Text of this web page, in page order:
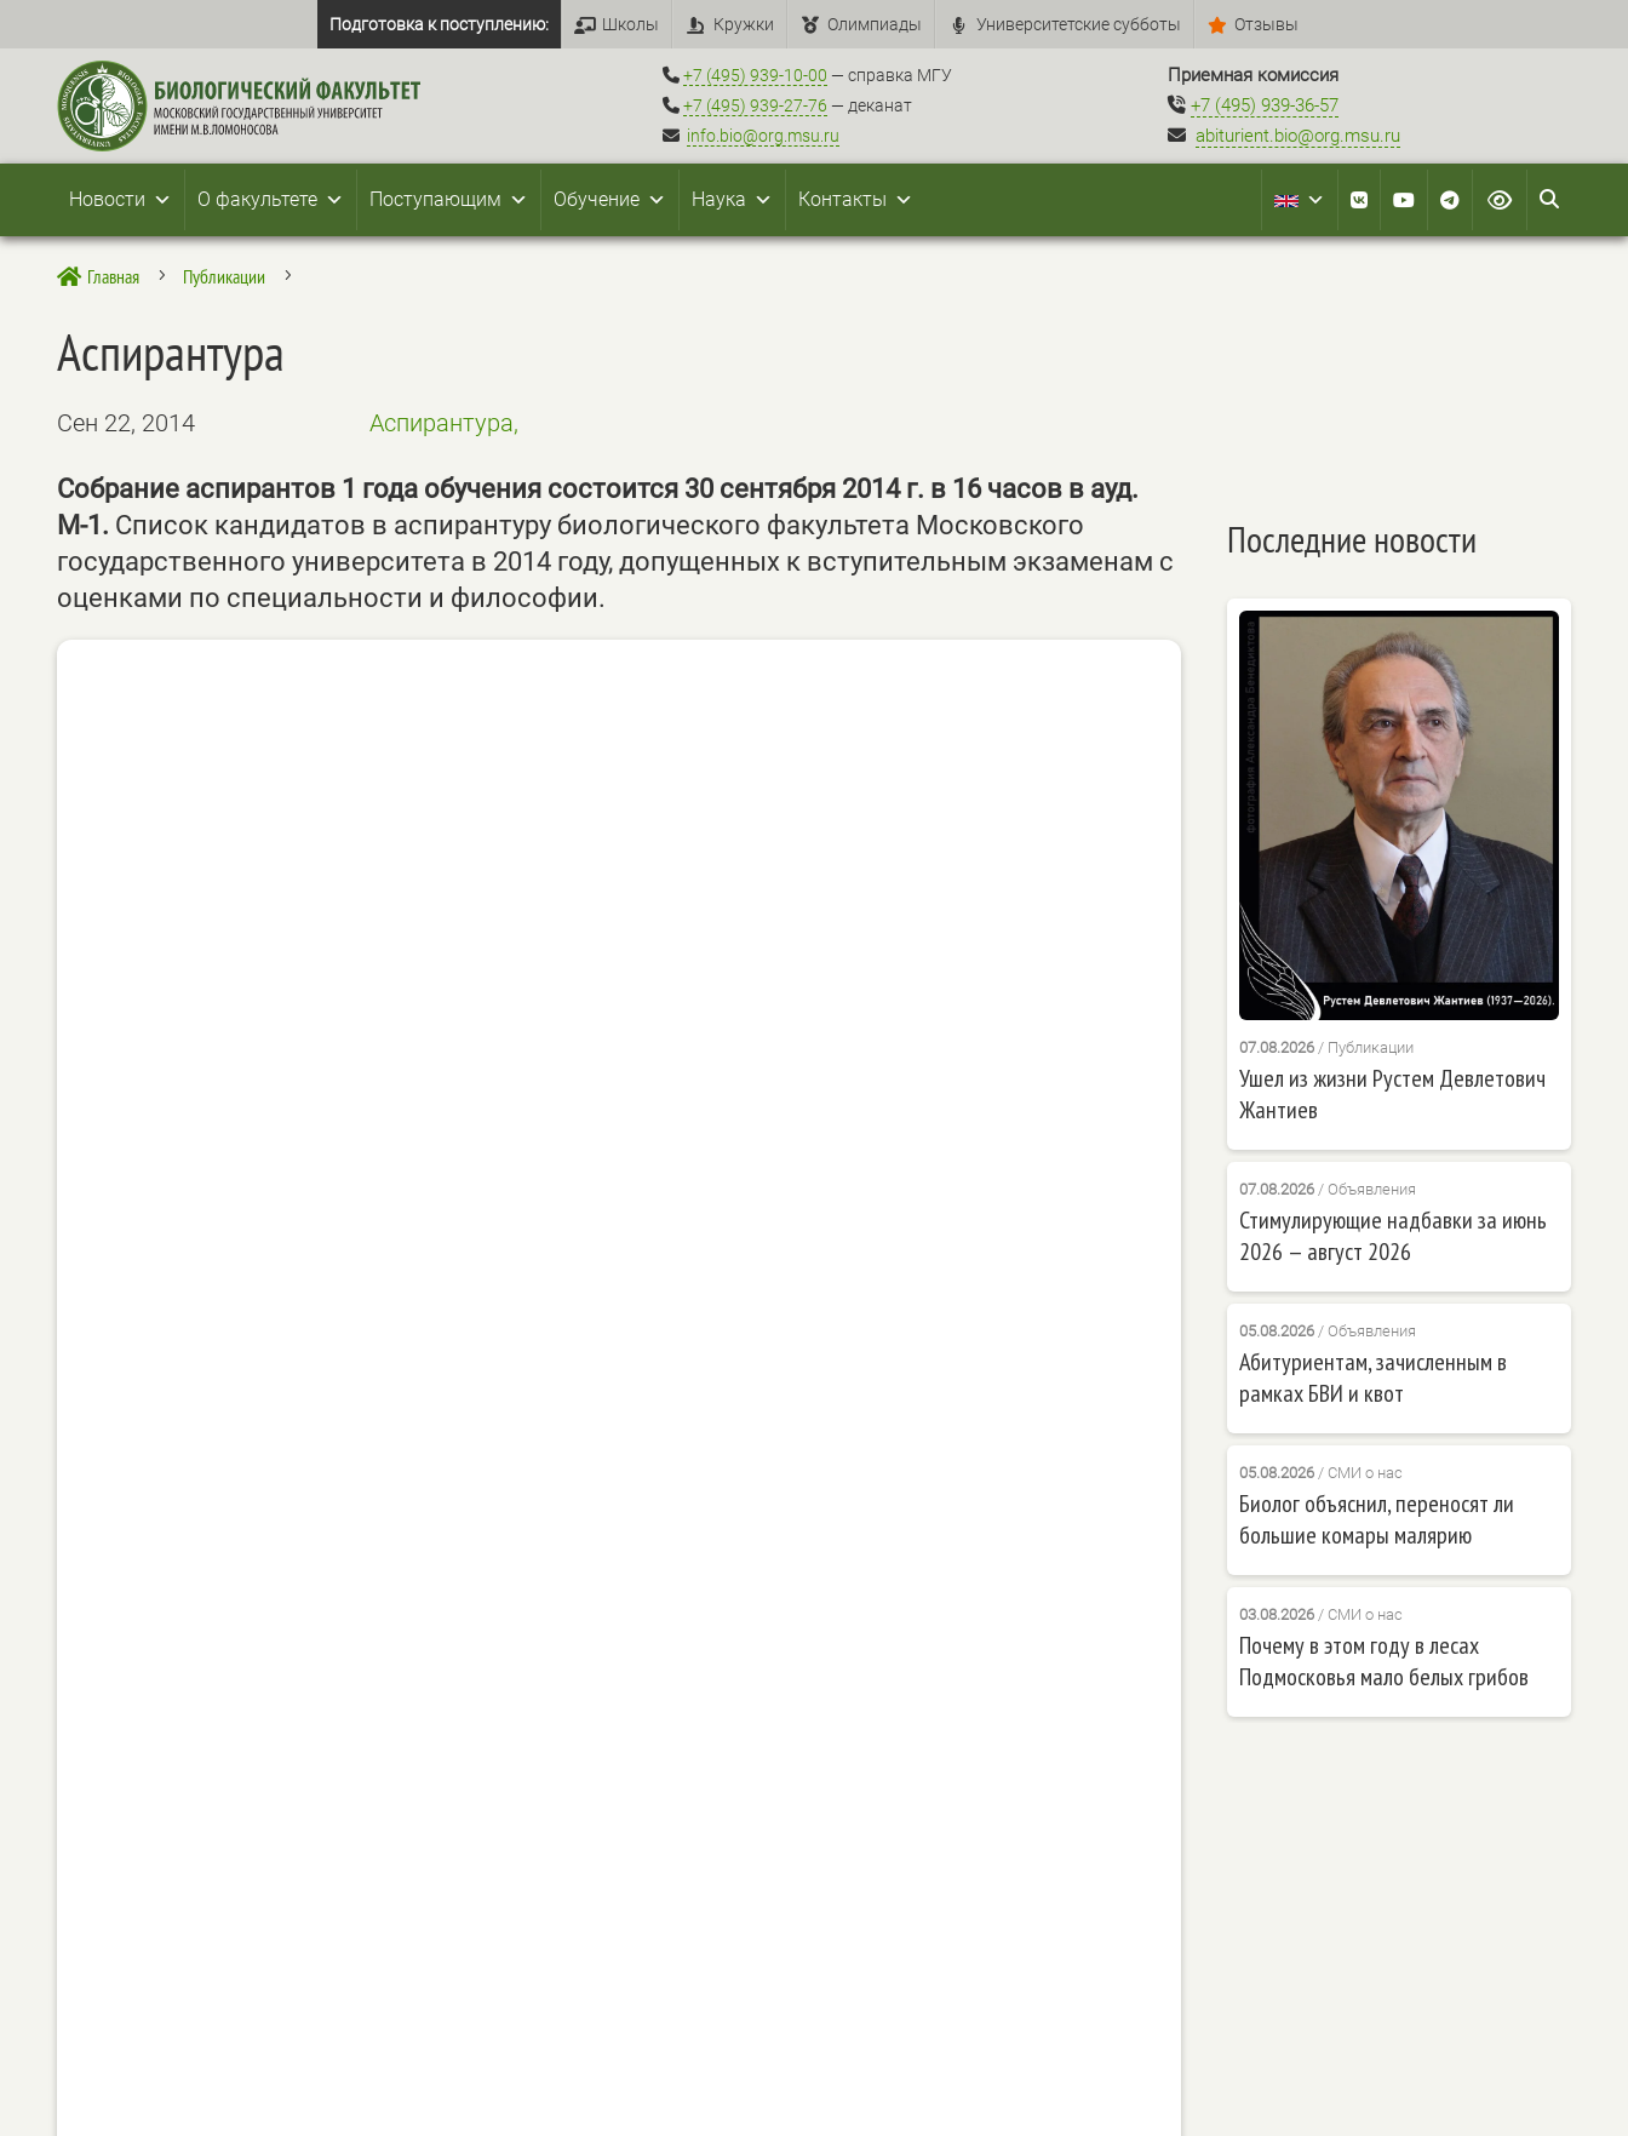
Подготовка к поступлению: Школы Кружки Олимпиады Университетские субботы Отзывы
+7 (495) 939-10-00 — справка МГУ
+7 (495) 939-27-76 — деканат
info.bio@org.msu.ru
Приемная комиссия
+7 (495) 939-36-57
abiturient.bio@org.msu.ru
Новости О факультете Поступающим Обучение Наука Контакты
 Главная 5 Публикации 5
Аспирантура
Сен 22, 2014 Аспирантура,
Собрание аспирантов 1 года обучения состоится 30 сентября 2014 г. в 16 часов в ауд.
М-1. Список кандидатов в аспирантуру биологического факультета Московского
государственного университета в 2014 году, допущенных к вступительным экзаменам с
оценками по специальности и философии.
Последние новости
07.08.2026/ Публикации
Ушел из жизни Рустем Девлетович
Жантиев
07.08.2026/ Объявления
Стимулирующие надбавки за июнь
2026 — август 2026
05.08.2026/ Объявления
Абитуриентам, зачисленным в
рамках БВИ и квот
05.08.2026/ СМИ о нас
Биолог объяснил, переносят ли
большие комары малярию
03.08.2026/ СМИ о нас
Почему в этом году в лесах
Подмосковья мало белых грибов